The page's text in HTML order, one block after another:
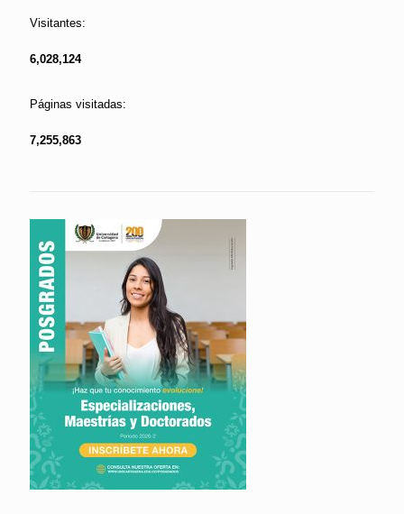
Visitantes:
6,028,124
Páginas visitadas:
7,255,863